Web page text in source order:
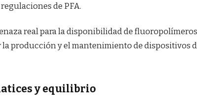
de PFA.
real para la disponibilidad de
la producción y el mantenimiento de dispositivos
y equilibrio